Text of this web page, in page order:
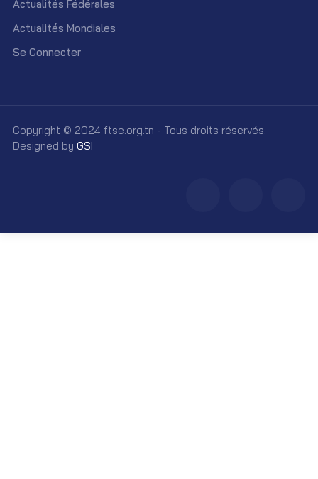
Actualités Fédérales
Actualités Mondiales
Se Connecter
Copyright © 2024 ftse.org.tn - Tous droits réservés.
Designed by GSI